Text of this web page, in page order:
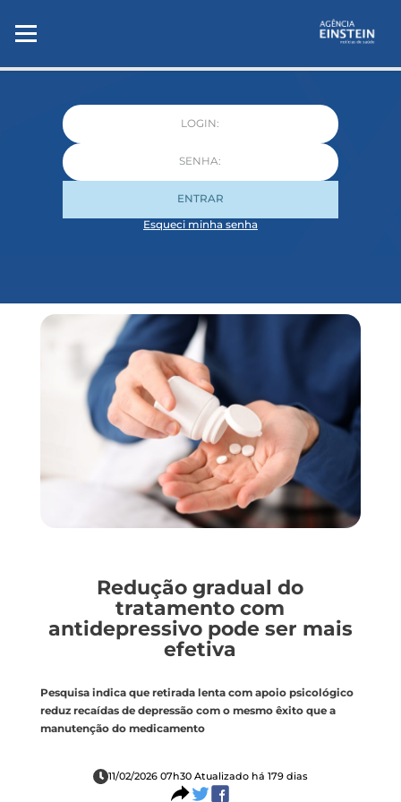
ENTRAR
Esqueci minha senha
Redução gradual do
tratamento com
antidepressivo pode ser mais
efetiva
Pesquisa indica que retirada lenta com apoio psicológico
reduz recaídas de depressão com o mesmo êxito que a
manutenção do medicamento
11/02/2026 07h30 Atualizado há 179 dias